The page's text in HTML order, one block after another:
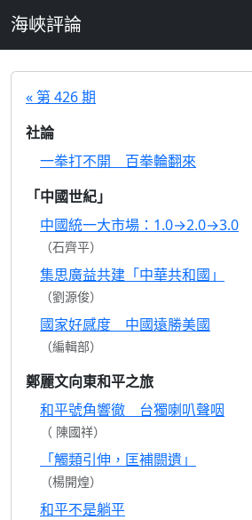
海峽評論
« 第 426 期
社論
一拳打不開 百拳輪翻來
「中國世紀」
中國統一大市場：1.0→2.0→3.0
（石齊平）
集思廣益共建「中華共和國」
（劉源俊）
國家好感度 中國遠勝美國
（編輯部）
鄭麗文向東和平之旅
和平號角響徹 台獨喇叭聲咽
（ 陳國祥）
「觸類引伸，匡補闕遺」
（楊開煌）
和平不是躺平